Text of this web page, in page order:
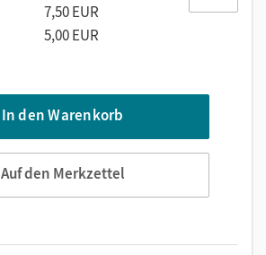
7,50 EUR
5,00 EUR
In den Warenkorb
Auf den Merkzettel